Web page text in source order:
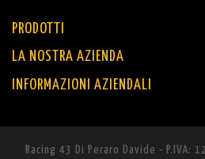
PRODOTTI
LA NOSTRA AZIENDA
INFORMAZIONI AZIENDALI
Racing 43 Di Peraro Davide - P.IVA: